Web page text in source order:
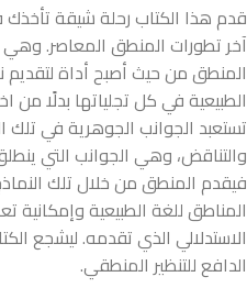
قدم هذا الكتاب رحلة شيقة
آخر تطورات المنطق المعاصر. وهي
المنطق من حيث أصبح أداة
الطبيعية في كل تجلياتها بدلًا من
تستعبد الجوانب الجوهرية في تلك
والتناقض، وهي الجوانب التي
فيقدم المنطق من خلال تلك
المناطق للغة الطبيعية وإمكانية
الاستدلالي الذي تقدمه. ليشجع
الدافع للتنظير المنطقي.